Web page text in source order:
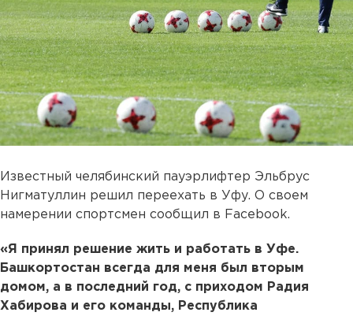
Известный челябинский пауэрлифтер Эльбрус
Нигматуллин решил переехать в Уфу. О своем
намерении спортсмен сообщил в Facebook.
«Я принял решение жить и работать в Уфе.
Башкортостан всегда для меня был вторым
домом, а в последний год, с приходом Радия
Хабирова и его команды, Республика